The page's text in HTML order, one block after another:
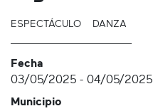
ESPECTÁCULO DANZA
Fecha
03/05/2025 - 04/05/2025
Municipio